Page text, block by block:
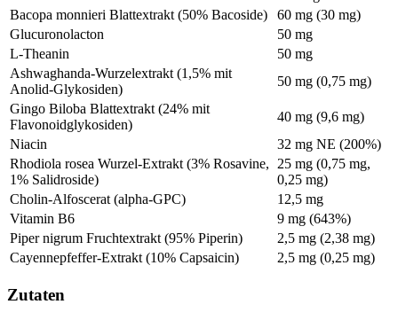
Bacopa monnieri Blattextrakt (50% Bacoside)
60 mg (30 mg)
Glucuronolacton
50 mg
L-Theanin
50 mg
Ashwaghanda-Wurzelextrakt (1,5% mit
Anolid-Glykosiden)
50 mg (0,75 mg)
Gingo Biloba Blattextrakt (24% mit
Flavonoidglykosiden)
40 mg (9,6 mg)
Niacin
32 mg NE (200%)
Rhodiola rosea Wurzel-Extrakt (3% Rosavine,
1% Salidroside)
25 mg (0,75 mg,
0,25 mg)
Cholin-Alfoscerat (alpha-GPC)
12,5 mg
Vitamin B6
9 mg (643%)
Piper nigrum Fruchtextrakt (95% Piperin)
2,5 mg (2,38 mg)
Cayennepfeffer-Extrakt (10% Capsaicin)
2,5 mg (0,25 mg)
Zutaten